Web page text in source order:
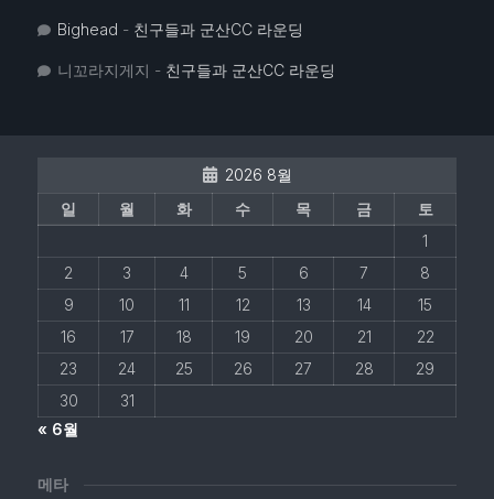
2026 8월
일
월 화 수 목 금
토
1
2
3 4 5 6 7
8
9
10 11 12 13 14
15
16
17 18 19 20 21
22
23
24 25 26 27 28
29
30
31
« 6월
메타
Bighead - 친구들과 군산CC 라운딩
니꼬라지게지 - 친구들과 군산CC 라운딩